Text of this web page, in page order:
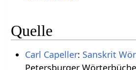
Quelle
Carl Capeller: Sanskrit